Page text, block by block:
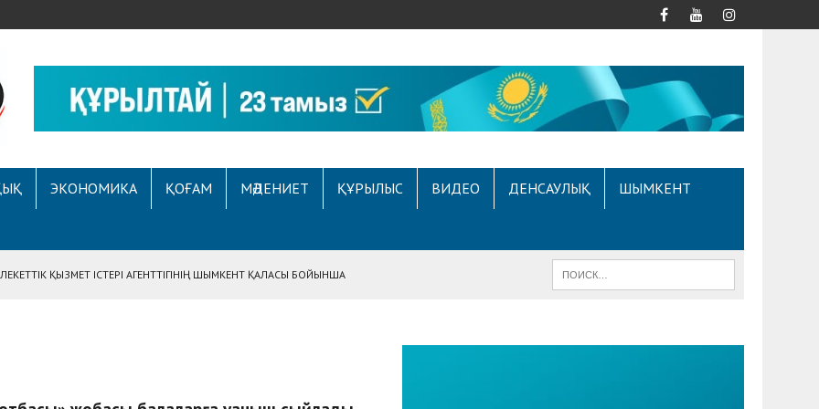
ЭКОНОМИКА ҚОҒАМ МӘДЕНИЕТ ҚҰРЫЛЫС ВИДЕО ДЕНСАУЛЫҚ ШЫМКЕНТ
ҚЫЗМЕТ ІСТЕРІ АГЕНТТІГІНІҢ ШЫМКЕНТ ҚАЛАСЫ БОЙЫНША
СҰХБАТ БЕРІЛДІ